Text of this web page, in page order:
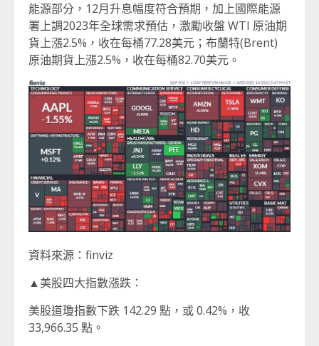
能源部分，12月升息幅度符合預期，加上國際能源
署上調2023年全球需求預估，激勵收盤 WTI 原油期
貨上漲2.5%，收在每桶77.28美元；布蘭特(Brent)
原油期貨上漲2.5%，收在每桶82.70美元。
資料來源：finviz
▲美股四大指數漲跌：
美股道瓊指數下跌 142.29 點，或 0.42%，收
33,966.35 點。